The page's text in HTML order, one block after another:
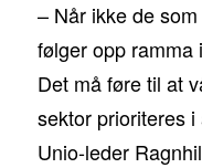
– Når ikke de
følger opp ramma
Det må føre til at
sektor prioriteres
Unio-leder